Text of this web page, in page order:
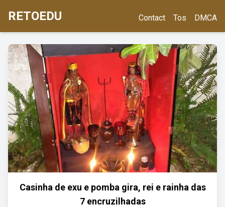
RETOEDU Contact Tos DMCA
Casinha de exu e pomba gira, rei e rainha das
7 encruzilhadas